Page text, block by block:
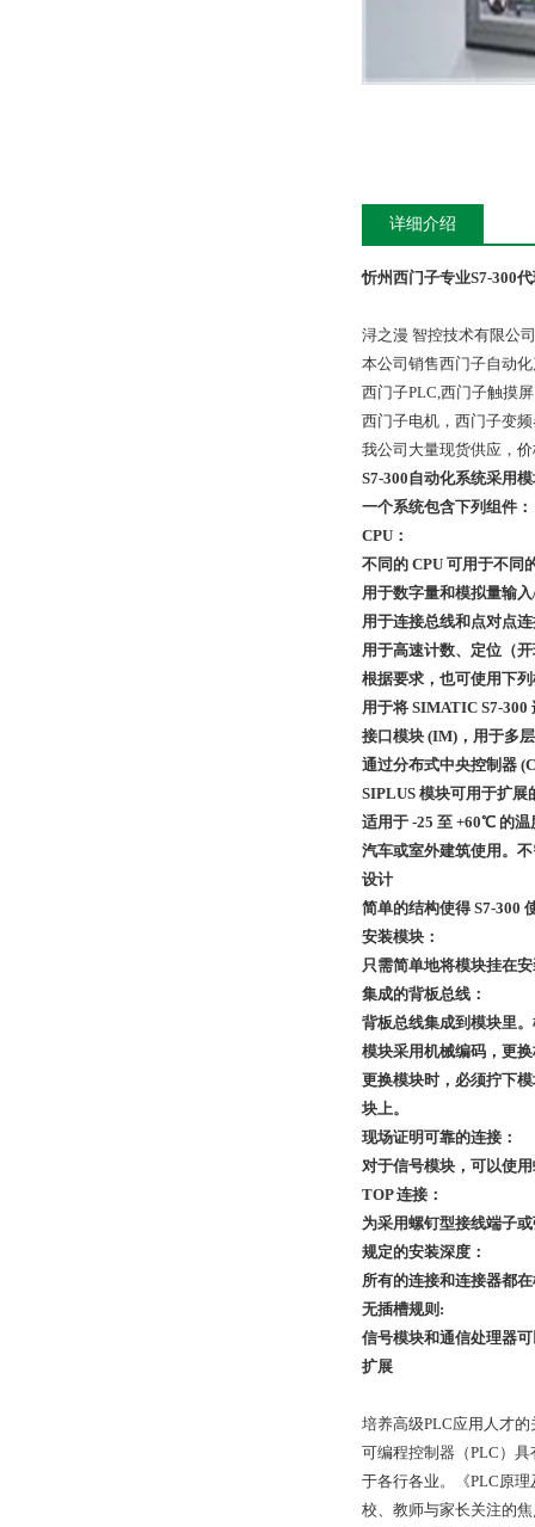
详细介绍
忻州西门子专业S7-300
浔之漫 智控技术有限公
本公司销售西门子自动
西门子PLC,西门子触摸
西门子电机，西门子变
我公司大量现货供应，
S7-300自动化系统采用
一个系统包含下列组件：
CPU：
不同的 CPU 可用于不同
用于数字量和模拟量输
用于连接总线和点对点
用于高速计数、定位（
根据要求，也可使用下
用于将 SIMATIC S7-300
接口模块 (IM)，用于多
通过分布式中央控制器
SIPLUS 模块可用于扩展
适用于 -25 至 +60℃ 的
汽车或室外建筑使用。
设计
简单的结构使得 S7-300
安装模块：
只需简单地将模块挂在
集成的背板总线：
背板总线集成到模块里
模块采用机械编码，更
更换模块时，必须拧下
块上。
现场证明可靠的连接：
对于信号模块，可以使
TOP 连接：
为采用螺钉型接线端子
规定的安装深度：
所有的连接和连接器都
无插槽规则:
信号模块和通信处理器
扩展
培养高级PLC应用人才
可编程控制器（PLC）
于各行各业。《PLC原
校、教师与家长关注的